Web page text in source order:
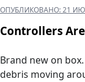
ОПУБЛИКОВАНО:21
Controllers
Brand new on
debris moving